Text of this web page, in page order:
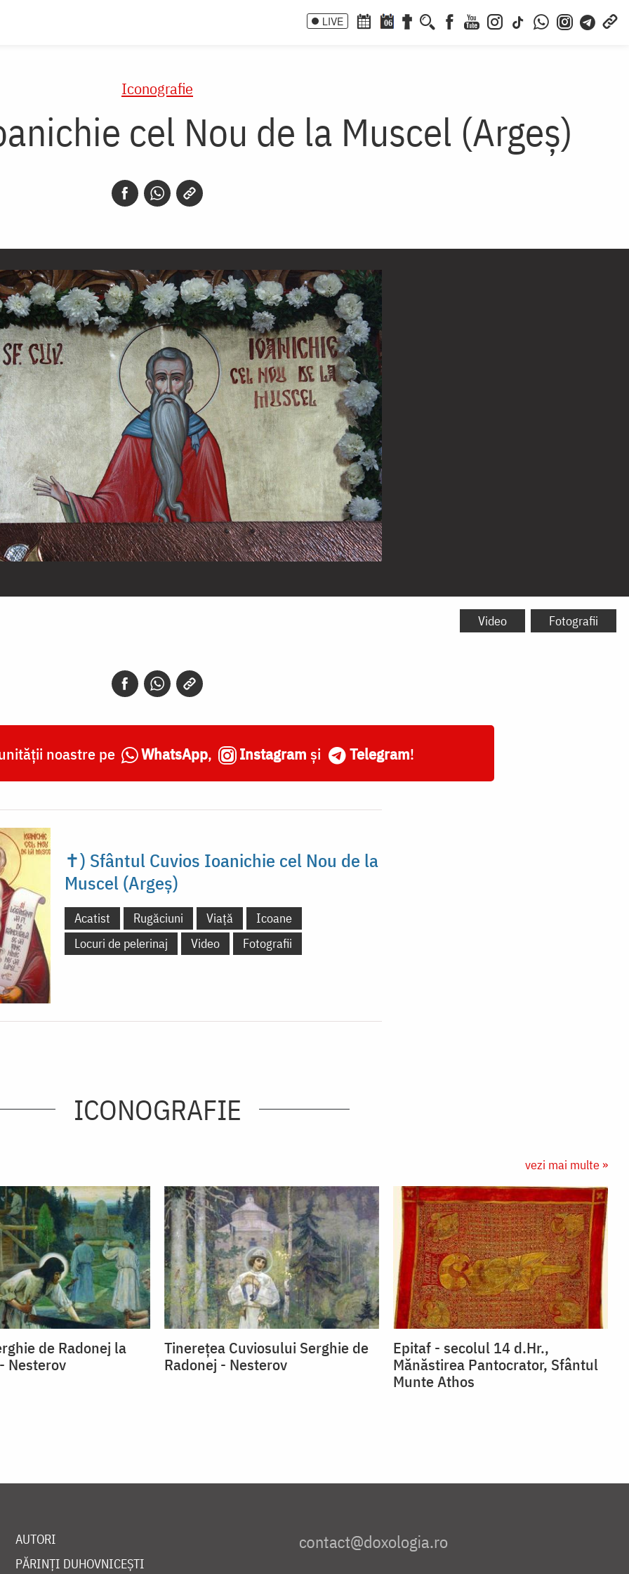
LIVE 06
Iconografie
cel Nou de la Muscel (Argeș)
Video Fotografii
noastre pe WhatsApp, Instagram și Telegram!
✝) Sfântul Cuvios Ioanichie cel Nou de la
Muscel (Argeș)
Acatist Rugăciuni Viață
Icoane
Locuri de pelerinaj
Video Fotografii
ICONOGRAFIE
vezi mai multe »
de Radonej la
Nesterov
Tinerețea Cuviosului Serghie de
Radonej - Nesterov
Epitaf - secolul 14 d.Hr.,
Mănăstirea Pantocrator, Sfântul
Munte Athos
AUTORI
PĂRINȚI DUHOVNICEȘTI